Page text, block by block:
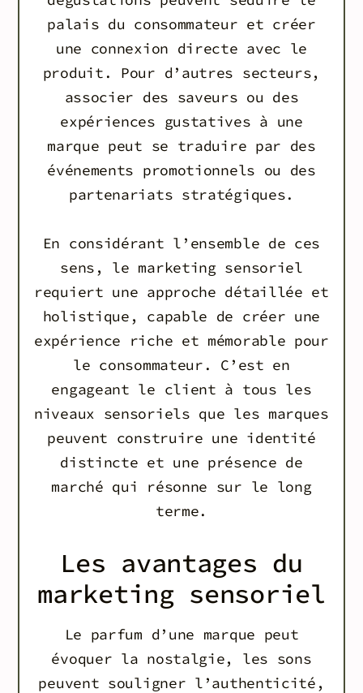
palais du consommateur et créer
une connexion directe avec le
produit. Pour d’autres secteurs,
associer des saveurs ou des
expériences gustatives à une
marque peut se traduire par des
événements promotionnels ou des
partenariats stratégiques.
En considérant l’ensemble de ces
sens, le marketing sensoriel
requiert une approche détaillée et
holistique, capable de créer une
expérience riche et mémorable pour
le consommateur. C’est en
engageant le client à tous les
niveaux sensoriels que les marques
peuvent construire une identité
distincte et une présence de
marché qui résonne sur le long
terme.
Les avantages du
marketing sensoriel
Le parfum d’une marque peut
évoquer la nostalgie, les sons
peuvent souligner l’authenticité,